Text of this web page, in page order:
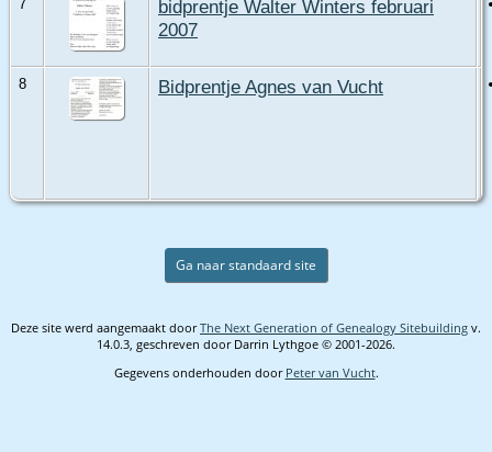
7
bidprentje Walter Winters februari
2007
8 Bidprentje Agnes van Vucht
Ga naar standaard site
Deze site werd aangemaakt doorThe Next Generation of Genealogy Sitebuilding v.
14.0.3, geschreven door Darrin Lythgoe © 2001-2026.
Gegevens onderhouden door Peter van Vucht.